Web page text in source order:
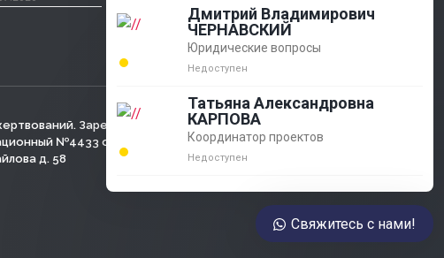
agobfpdi@mail.ru
Зарегистрирован
№4433 от 05.03.2001г.,
д. 58
Дмитрий Владимирович
ЧЕРНАВСКИЙ
Юридические вопросы
Недоступен
Татьяна Александровна
КАРПОВА
Координатор проектов
Недоступен
Свяжитесь с нами!